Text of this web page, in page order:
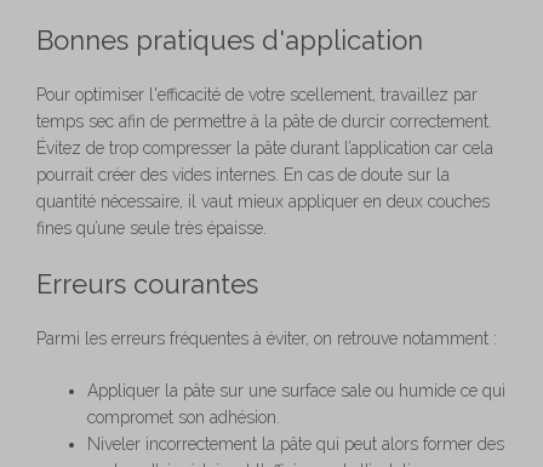
Bonnes pratiques d'application
Pour optimiser l'efficacité de votre scellement, travaillez par
temps sec afin de permettre à la pâte de durcir correctement.
Évitez de trop compresser la pâte durant l’application car cela
pourrait créer des vides internes. En cas de doute sur la
quantité nécessaire, il vaut mieux appliquer en deux couches
fines qu’une seule très épaisse.
Erreurs courantes
Parmi les erreurs fréquentes à éviter, on retrouve notamment :
Appliquer la pâte sur une surface sale ou humide ce qui
compromet son adhésion.
Niveler incorrectement la pâte qui peut alors former des